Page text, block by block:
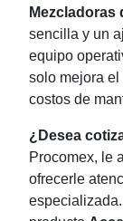
Mezcladoras
sencilla y un
equipo
solo mejora
costos de
¿Desea
Procomex, le
ofrecerle